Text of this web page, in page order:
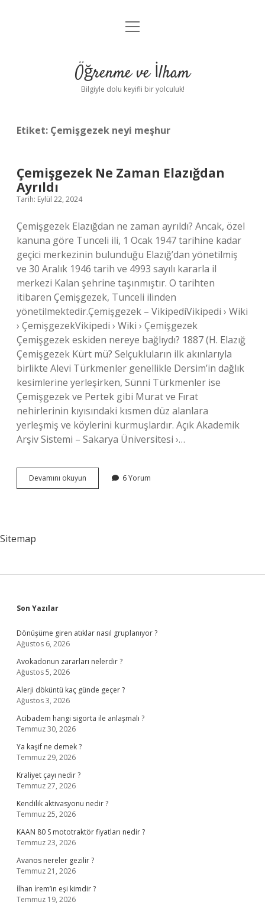
Anasayfa
Yasal Uyarı
menüyü
Öğrenme ve İlham
Bilgiyle dolu keyifli bir yolculuk!
Etiket: Çemişgezek neyi meşhur
Çemişgezek Ne Zaman Elazığdan
Ayrıldı
Tarih: Eylül 22, 2024
Çemişgezek Elazığdan ne zaman ayrıldı? Ancak, özel
kanuna göre Tunceli ili, 1 Ocak 1947 tarihine kadar
geçici merkezinin bulunduğu Elazığ’dan yönetilmiş
ve 30 Aralık 1946 tarih ve 4993 sayılı kararla il
merkezi Kalan şehrine taşınmıştır. O tarihten
itibaren Çemişgezek, Tunceli ilinden
yönetilmektedir.Çemişgezek – VikipediVikipedi › Wiki
› ÇemişgezekVikipedi › Wiki › Çemişgezek
Çemişgezek eskiden nereye bağlıydı? 1887 (H. Elazığ
Çemişgezek Kürt mü? Selçukluların ilk akınlarıyla
birlikte Alevi Türkmenler genellikle Dersim’in dağlık
kesimlerine yerleşirken, Sünni Türkmenler ise
Çemişgezek ve Pertek gibi Murat ve Fırat
nehirlerinin kıyısındaki kısmen düz alanlara
yerleşmiş ve köylerini kurmuşlardır. Açık Akademik
Arşiv Sistemi – Sakarya Üniversitesi ›…
Devamını okuyun Çemişgezek
Ne
6 Yorum
Sitemap
Sidebar
Son Yazılar
Dönüşüme giren atıklar nasıl gruplanıyor ?
Ağustos 6, 2026
Avokadonun zararları nelerdir ?
Ağustos 5, 2026
Alerji döküntü kaç günde geçer ?
Ağustos 3, 2026
Acibadem hangi sigorta ile anlaşmalı ?
Temmuz 30, 2026
Ya kaşif ne demek ?
Temmuz 29, 2026
Kraliyet çayı nedir ?
Temmuz 27, 2026
Kendilik aktivasyonu nedir ?
Temmuz 25, 2026
KAAN 80 S mototraktör fiyatları nedir ?
Temmuz 23, 2026
Avanos nereler gezilir ?
Temmuz 21, 2026
İlhan İrem’in eşi kimdir ?
Temmuz 19, 2026